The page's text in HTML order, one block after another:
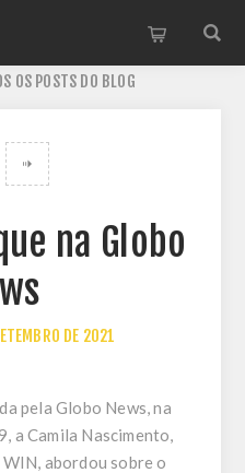
OS POSTS DO BLOG
na Globo
DE 2021
pela Globo News, na
a Camila Nascimento,
abordou sobre o